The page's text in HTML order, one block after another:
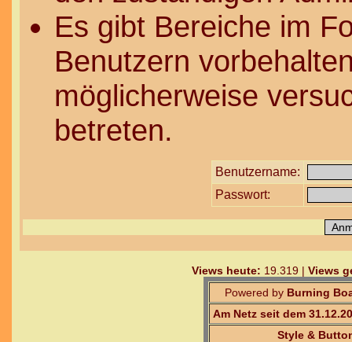
Es gibt Bereiche im
Benutzern
möglicherweise
betreten.
Benutzername:
Passwort:
Views heute: 19.319 | Views
Powered by Burning
Am Netz seit dem
Style &